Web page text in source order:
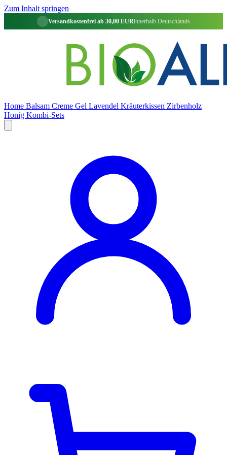
Zum Inhalt springen
Versandkostenfrei ab 30,00 EURinnerhalb Deutschlands
Home Balsam Creme Gel Lavendel Kräuterkissen Zirbenholz
Honig Kombi-Sets